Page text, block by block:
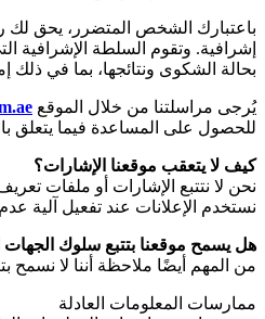
باعتبارك الشخص المتضرر، يحق
إشرافية. وتقوم السلطة الإشرافية
بحالة الشكوى ونتائجها، بما في ذلك
يُرجى مراسلتنا من خلال الموقع
للحصول على المساعدة فيما يتعلق
كيف لا يتعقب موقعنا الإشارات؟
نحن لا نتتبع الإشارات أو ملفات تعريف
نستخدم الإعلانات عند تفعيل آلية عدم
هل يسمح موقعنا بتتبع سلوك الجهات
من المهم أيضًا ملاحظة أننا لا نسمح
ممارسات المعلومات العادلة